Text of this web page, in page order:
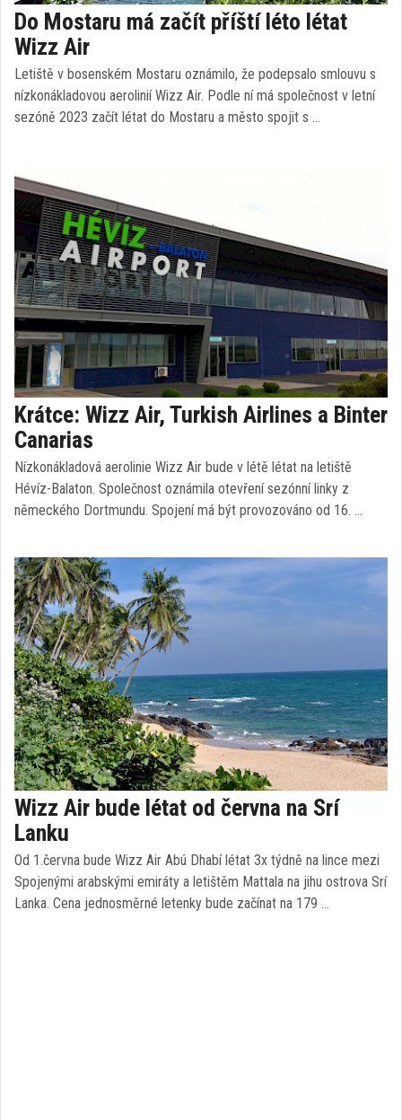
Do Mostaru má začít příští léto létat
Wizz Air
Letiště v bosenském Mostaru oznámilo, že podepsalo smlouvu s
nízkonákladovou aerolinií Wizz Air. Podle ní má společnost v letní
sezóně 2023 začít létat do Mostaru a město spojit s …
Krátce: Wizz Air, Turkish Airlines a Binter
Canarias
Nízkonákladová aerolinie Wizz Air bude v létě létat na letiště
Hévíz-Balaton. Společnost oznámila otevření sezónní linky z
německého Dortmundu. Spojení má být provozováno od 16. …
Wizz Air bude létat od června na Srí
Lanku
Od 1.června bude Wizz Air Abú Dhabí létat 3x týdně na lince mezi
Spojenými arabskými emiráty a letištěm Mattala na jihu ostrova Srí
Lanka. Cena jednosměrné letenky bude začínat na 179 …